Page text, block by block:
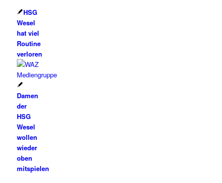
HSG
Wesel
hat viel
Routine
verloren
Damen
der
HSG
Wesel
wollen
wieder
oben
mitspielen